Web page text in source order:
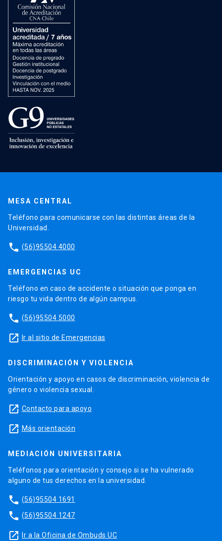
MESA CENTRAL
Teléfono para comunicarse con las distintas áreas de la
Universidad.
phone (56)95504 4000
EMERGENCIAS UC
Teléfono en caso de accidente o situación que ponga en
riesgo tu vida dentro de algún campus.
phone (56)95504 5000
launch Ir al sitio de Emergencias
DISCRIMINACIÓN Y VIOLENCIA
Orientación y apoyo en casos de discriminación, violencia de
género o violencia sexual.
launch Contacto para apoyo
launch Más orientación
MEDIACIÓN UNIVERSITARIA
Teléfonos para orientación y consejo si se ha vulnerado
alguno de tus derechos en la universidad.
phone (56)95504 1691
phone (56)95504 1247
launch Ir a la Oficina de Ombuds UC